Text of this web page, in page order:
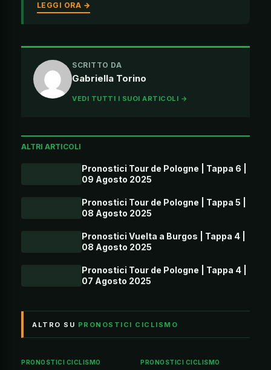
LEGGI ORA →
SCRITTO DA
Gabriella Torino
VEDI TUTTI I SUOI ARTICOLI →
ALTRI ARTICOLI
Pronostici Tour de Pologne | Tappa 6 |
09 Agosto 2025
Pronostici Tour de Pologne | Tappa 5 |
08 Agosto 2025
Pronostici Vuelta a Burgos | Tappa 4 |
08 Agosto 2025
Pronostici Tour de Pologne | Tappa 4 |
07 Agosto 2025
ALTRO SU PRONOSTICI CICLISMO
PRONOSTICI CICLISMO PRONOSTICI CICLISMO